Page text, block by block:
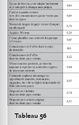
Tableau 56